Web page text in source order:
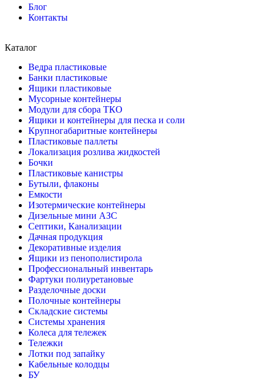
Блог
Контакты
Каталог
Ведра пластиковые
Банки пластиковые
Ящики пластиковые
Мусорные контейнеры
Модули для сбора ТКО
Ящики и контейнеры для песка и соли
Крупногабаритные контейнеры
Пластиковые паллеты
Локализация розлива жидкостей
Бочки
Пластиковые канистры
Бутыли, флаконы
Емкости
Изотермические контейнеры
Дизельные мини АЗС
Септики, Канализации
Дачная продукция
Декоративные изделия
Ящики из пенополистирола
Профессиональный инвентарь
Фартуки полиуретановые
Разделочные доски
Полочные контейнеры
Складские системы
Системы хранения
Колеса для тележек
Тележки
Лотки под запайку
Кабельные колодцы
БУ